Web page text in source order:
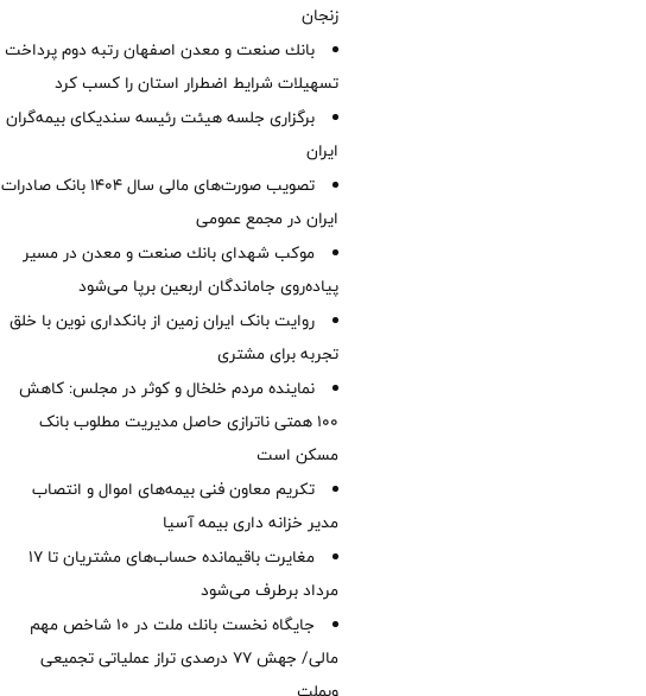
زنجان
بانك صنعت و معدن اصفهان رتبه دوم پرداخت
تسهیلات شرایط اضطرار استان را كسب كرد
برگزاری جلسه هیئت رئیسه سندیکای بیمه‌گران
ایران
تصویب صورت‌های مالی سال ۱۴۰۴ بانک صادرات
ایران در مجمع عمومی
موكب شهدای بانك صنعت و معدن در مسیر
پیاده‌روی جاماندگان اربعین برپا می‌شود
روایت بانک ایران زمین از بانکداری نوین با خلق
تجربه برای مشتری
نماینده مردم خلخال و کوثر در مجلس: کاهش
۱۰۰ همتی ناترازی حاصل مدیریت مطلوب بانک
مسکن است
تکریم معاون فنی بیمه‌های اموال و انتصاب
مدیر خزانه داری بیمه آسیا
مغایرت‌ باقیمانده حساب‌های مشتریان تا ۱۷
مرداد برطرف می‌شود
جایگاه نخست بانك ملت در 10 شاخص مهم
مالی/ جهش 77 درصدی تراز عملیاتی تجمیعی